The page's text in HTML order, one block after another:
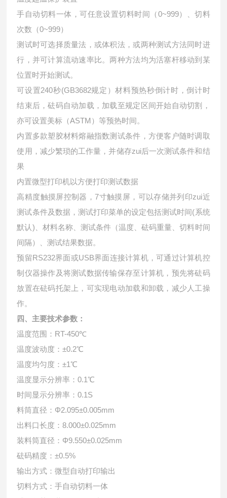
手自动切料一体，可任意设置切料时间（0~999）、切料
次数（0~999）
测试时可选择质量法，或体积法，或两种测试方法同时进
行，并可计算流动速率比。两种方法均为活塞杆移动到某
位置时开始测试。
可设置240秒(GB3682规定）材料预热秒倒计时，倒计时
结束后，砝码自动加载，加载至规定区间开始自动切割，
亦可设置美标（ASTM）等预热时间。
内置多款塑胶材料熔融指数测试条件，方便客户随时调取
使用，减少繁琐的工作量，并储存zui后一次测试条件和结
果
内置微型打印机以方便打印测试数据
高精度触摸屏控制器，7寸触摸屏，可以存储并列印zui近
测试条件及数据，测试打印菜单的设定包括测试时间(系统
默认)、材料名称、测试条件（温度、砝码重量、切料时间
间隔）、测试结果数据。
预留RS232界面或USB界面连接计算机，可通过计算机控
制仪器操作及将测试数据传输保存至计算机， 预先将砝码
放置在砝码托架上，可实现电动加载和卸载，减少人工操
作。
四、主要技术参数：
温度范围：RT-450℃
温度波动度：±0.2℃
温度均匀度：±1℃
温度显示分辨率：0.1℃
时间显示分辨率：0.1S
料筒直径：Φ2.095±0.005mm
出料口长度：8.000±0.025mm
装料筒直径：Φ9.550±0.025mm
砝码精度：±0.5%
输出方式：微型自动打印输出
切料方式：手自动切料一体